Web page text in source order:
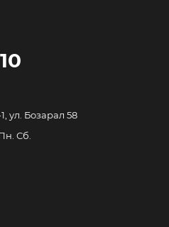
ул. Бозарал 58
Сб.